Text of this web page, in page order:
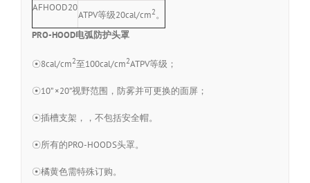
AFHOOD20
ATPV等级20cal/cm2。
PRO-HOOD电弧防护头罩
☉8cal/cm2至100cal/cm2ATPV等级；
☉10” ×20”视野范围，防雾并可更换的面屏；
☉插槽支架，，不包括安全帽。
☉所有的PRO-HOODS头罩。
☉橘黄色需特殊订购。